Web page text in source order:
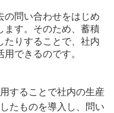
の問い合わせをはじめ
ます。そのため、蓄積
たりすることで、社内
できるのです。
することで社内の生産
たものを導入し、問い